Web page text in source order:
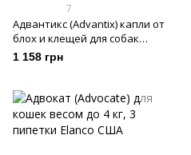
7
Адвантикс (Advantix) капли от
блох и клещей для собак
весом 4-10 кг, 4 пипетки
1 158 грн